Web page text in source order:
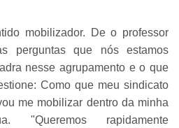
mobilizador. De o professor
perguntas que nós estamos
nesse agrupamento e o que
Como que meu sindicato
me mobilizar dentro da minha
"Queremos rapidamente